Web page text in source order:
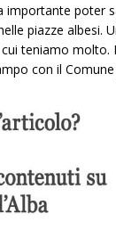
poter
piazze
teniamo molto.
con il